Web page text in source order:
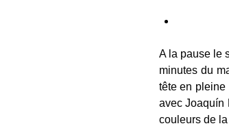
A la pause le
minutes du
tête en pleine
avec Joaquín
couleurs de la